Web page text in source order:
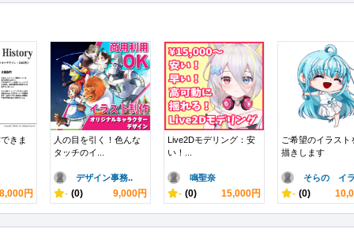
きま
8,000円
人の目を引く！色んな
タッチのイ...
デザイン事務..
- (0) 9,000円
Live2Dモデリング：安
い！...
鳴聖奈
- (0) 15,000円
ご希望のイラスト
描きします
そらの イ
- (0)